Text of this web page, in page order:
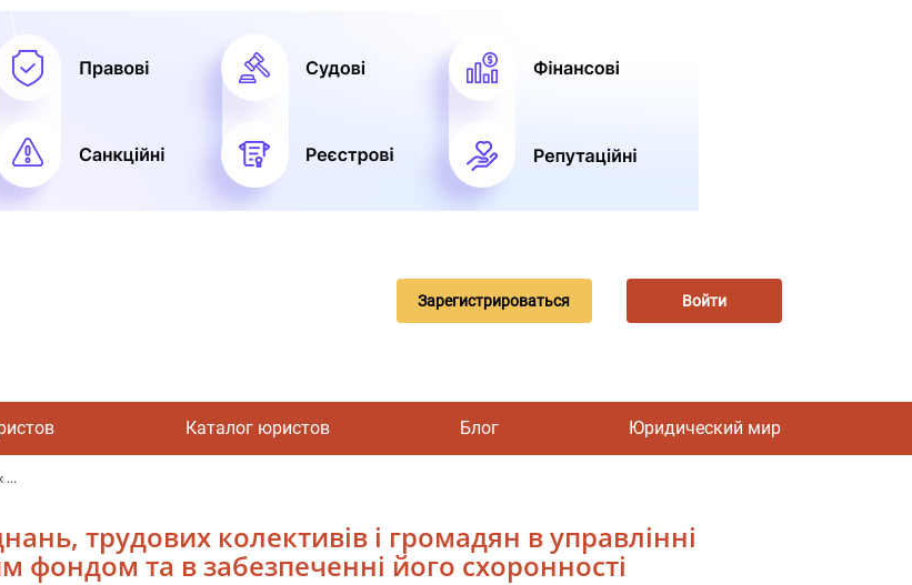
Зарегистрироваться Войти
Каталог юристов Блог Юридический мир
...
трудових колективів і громадян в управлінні
та в забезпеченні його схоронності